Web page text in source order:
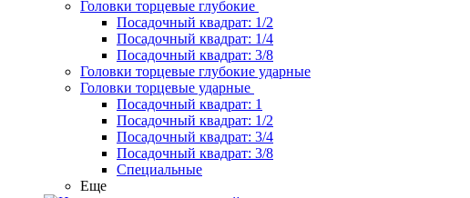
Головки торцевые глубокие
Посадочный квадрат: 1/2
Посадочный квадрат: 1/4
Посадочный квадрат: 3/8
Головки торцевые глубокие ударные
Головки торцевые ударные
Посадочный квадрат: 1
Посадочный квадрат: 1/2
Посадочный квадрат: 3/4
Посадочный квадрат: 3/8
Специальные
Еще